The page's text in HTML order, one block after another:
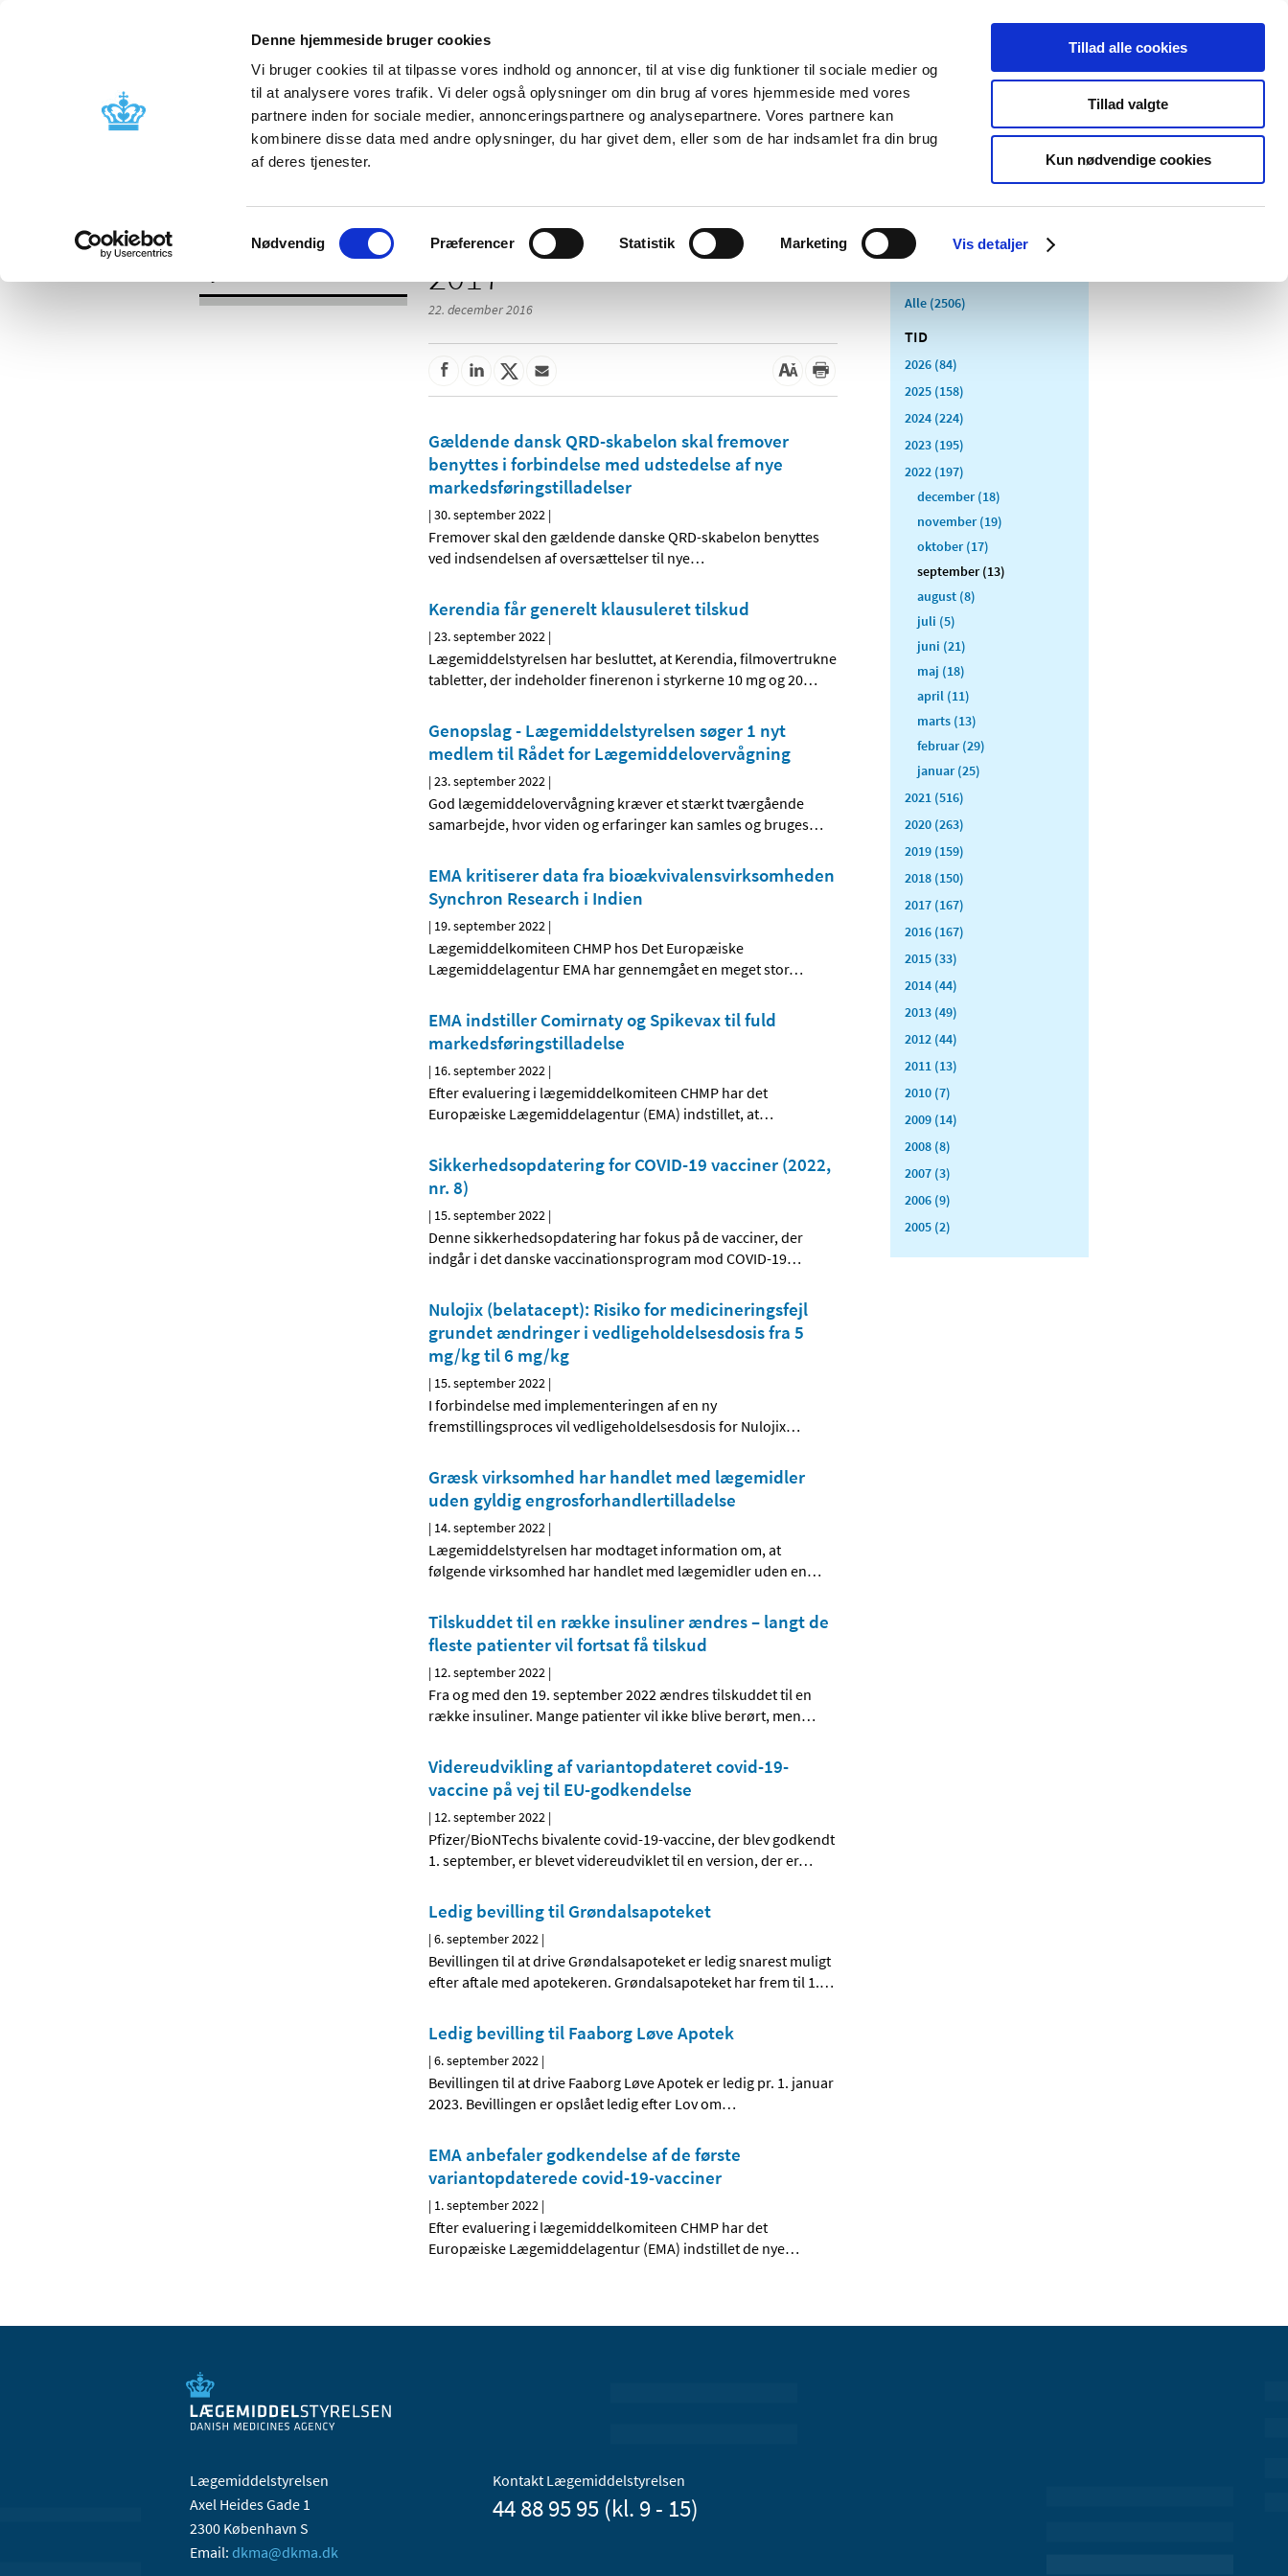
Denne hjemmeside bruger cookies
Vi bruger cookies til at tilpasse vores indhold og annoncer, til at vise dig funktioner til sociale medier og
til at analysere vores trafik. Vi deler også oplysninger om din brug af vores hjemmeside med vores
partnere inden for sociale medier, annonceringspartnere og analysepartnere. Vores partnere kan
kombinere disse data med andre oplysninger, du har givet dem, eller som de har indsamlet fra din brug
af deres tjenester.
Samtykkevalg
Nødvendig Præferencer Statistik Marketing Vis detaljer
Tillad alle cookies
Tillad valgte
Kun nødvendige cookies
Nyheder Om os Kontakt Udgivelser
Godkendelse og
Bivirkninger og
produktinformation
Tilskud og
Apoteker og salg af
Medicinsk
Særlige
produktområder
2017
22. december 2016
Gældende dansk QRD-skabelon skal fremover
benyttes i forbindelse med udstedelse af nye
markedsføringstilladelser
|30. september 2022 |
Fremover skal den gældende danske QRD-skabelon benyttes
ved indsendelsen af oversættelser til nye…
Kerendia får generelt klausuleret tilskud
|23. september 2022 |
Lægemiddelstyrelsen har besluttet, at Kerendia, filmovertrukne
tabletter, der indeholder finerenon i styrkerne 10 mg og 20…
Genopslag - Lægemiddelstyrelsen søger 1 nyt
medlem til Rådet for Lægemiddelovervågning
|23. september 2022 |
God lægemiddelovervågning kræver et stærkt tværgående
samarbejde, hvor viden og erfaringer kan samles og bruges…
EMA kritiserer data fra bioækvivalensvirksomheden
Synchron Research i Indien
| 19. september 2022 |
Lægemiddelkomiteen CHMP hos Det Europæiske
Lægemiddelagentur EMA har gennemgået en meget stor…
EMA indstiller Comirnaty og Spikevax til fuld
markedsføringstilladelse
| 16. september 2022 |
Efter evaluering i lægemiddelkomiteen CHMP har det
Europæiske Lægemiddelagentur (EMA) indstillet, at…
Sikkerhedsopdatering for COVID-19 vacciner (2022,
nr. 8)
| 15. september 2022 |
Denne sikkerhedsopdatering har fokus på de vacciner, der
indgår i det danske vaccinationsprogram mod COVID-19…
Nulojix (belatacept): Risiko for medicineringsfejl
grundet ændringer i vedligeholdelsesdosis fra 5
mg/kg til 6 mg/kg
| 15. september 2022 |
I forbindelse med implementeringen af en ny
fremstillingsproces vil vedligeholdelsesdosis for Nulojix…
Græsk virksomhed har handlet med lægemidler
uden gyldig engrosforhandlertilladelse
| 14. september 2022 |
Lægemiddelstyrelsen har modtaget information om, at
følgende virksomhed har handlet med lægemidler uden en…
Tilskuddet til en række insuliner ændres – langt de
fleste patienter vil fortsat få tilskud
| 12. september 2022 |
Fra og med den 19. september 2022 ændres tilskuddet til en
række insuliner. Mange patienter vil ikke blive berørt, men…
Videreudvikling af variantopdateret covid-19-
vaccine på vej til EU-godkendelse
| 12. september 2022 |
Pfizer/BioNTechs bivalente covid-19-vaccine, der blev godkendt
1. september, er blevet videreudviklet til en version, der er…
Ledig bevilling til Grøndalsapoteket
|6. september 2022 |
Bevillingen til at drive Grøndalsapoteket er ledig snarest muligt
efter aftale med apotekeren. Grøndalsapoteket har frem til 1.…
Ledig bevilling til Faaborg Løve Apotek
|6. september 2022 |
Bevillingen til at drive Faaborg Løve Apotek er ledig pr. 1. januar
2023. Bevillingen er opslået ledig efter Lov om…
EMA anbefaler godkendelse af de første
variantopdaterede covid-19-vacciner
| 1. september 2022 |
Efter evaluering i lægemiddelkomiteen CHMP har det
Europæiske Lægemiddelagentur (EMA) indstillet de nye…
Alle (2506)
TID
2026 (84)
2025 (158)
2024 (224)
2023 (195)
2022 (197)
december (18)
november (19)
oktober (17)
september (13)
august (8)
juli (5)
juni (21)
maj (18)
april (11)
marts (13)
februar (29)
januar (25)
2021 (516)
2020 (263)
2019 (159)
2018 (150)
2017 (167)
2016 (167)
2015 (33)
2014 (44)
2013 (49)
2012 (44)
2011 (13)
2010 (7)
2009 (14)
2008 (8)
2007 (3)
2006 (9)
2005 (2)
Lægemiddelstyrelsen
Axel Heides Gade 1
2300 København S
Email: dkma@dkma.dk
Kontakt Lægemiddelstyrelsen
44 88 95 95 (kl. 9 - 15)